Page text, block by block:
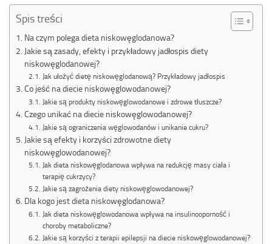
Spis treści
Na czym polega dieta niskowęglodanowa?
Jakie są zasady, efekty i przykładowy jadłospis diety
niskowęglodanowej?
Jak ułożyć dietę niskowęglodanową? Przykładowy jadłospis
Co jeść na diecie niskowęglowodanowej?
Jakie są produkty niskowęglowodanowe i zdrowe tłuszcze?
Czego unikać na diecie niskowęglowodanowej?
Jakie są ograniczenia węglowodanów i unikanie cukru?
Jakie są efekty i korzyści zdrowotne diety
niskowęglowodanowej?
Jak dieta niskowęglodanowa wpływa na redukcję masy ciała i
terapię cukrzycy?
Jakie są zagrożenia diety niskowęglowodanowej?
Dla kogo jest dieta niskowęglodanowa?
Jak dieta niskowęglowodanowa wpływa na insulinooporność i
choroby metaboliczne?
Jakie są korzyści z terapii epilepsji na diecie niskowęglowodanowej?